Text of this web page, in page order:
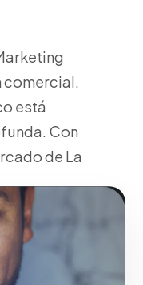
comercial.
está
Con
de La
financiera
de botella. Con